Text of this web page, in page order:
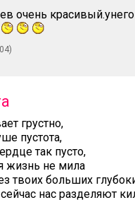
очень
грустно,
пустота,
так пусто,
жизнь не мила
твоих больших
нас разделяют